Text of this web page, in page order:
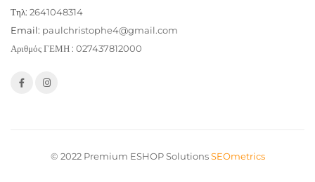
Τηλ: 2641048314
Email: paulchristophe4@gmail.com
Αριθμός ΓΕΜΗ : 027437812000
© 2022 Premium ESHOP SolutionsSEOmetrics